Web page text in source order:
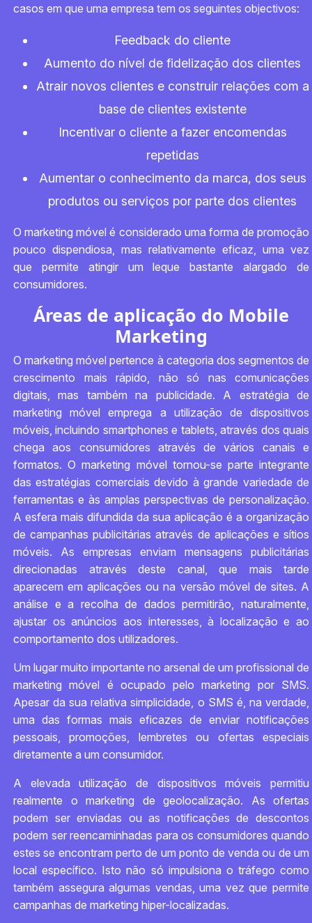
casos em que uma empresa tem os seguintes objectivos:
Feedback do cliente
Aumento do nível de fidelização dos clientes
Atrair novos clientes e construir relações com a
base de clientes existente
Incentivar o cliente a fazer encomendas
repetidas
Aumentar o conhecimento da marca, dos seus
produtos ou serviços por parte dos clientes
O marketing móvel é considerado uma forma de promoção
pouco dispendiosa, mas relativamente eficaz, uma vez
que permite atingir um leque bastante alargado de
consumidores.
Áreas de aplicação do Mobile
Marketing
O marketing móvel pertence à categoria dos segmentos de
crescimento mais rápido, não só nas comunicações
digitais, mas também na publicidade. A estratégia de
marketing móvel emprega a utilização de dispositivos
móveis, incluindo smartphones e tablets, através dos quais
chega aos consumidores através de vários canais e
formatos. O marketing móvel tornou-se parte integrante
das estratégias comerciais devido à grande variedade de
ferramentas e às amplas perspectivas de personalização.
A esfera mais difundida da sua aplicação é a organização
de campanhas publicitárias através de aplicações e sítios
móveis. As empresas enviam mensagens publicitárias
direcionadas através deste canal, que mais tarde
aparecem em aplicações ou na versão móvel de sites. A
análise e a recolha de dados permitirão, naturalmente,
ajustar os anúncios aos interesses, à localização e ao
comportamento dos utilizadores.
Um lugar muito importante no arsenal de um profissional de
marketing móvel é ocupado pelo marketing por SMS.
Apesar da sua relativa simplicidade, o SMS é, na verdade,
uma das formas mais eficazes de enviar notificações
pessoais, promoções, lembretes ou ofertas especiais
diretamente a um consumidor.
A elevada utilização de dispositivos móveis permitiu
realmente o marketing de geolocalização. As ofertas
podem ser enviadas ou as notificações de descontos
podem ser reencaminhadas para os consumidores quando
estes se encontram perto de um ponto de venda ou de um
local específico. Isto não só impulsiona o tráfego como
também assegura algumas vendas, uma vez que permite
campanhas de marketing hiper-localizadas.